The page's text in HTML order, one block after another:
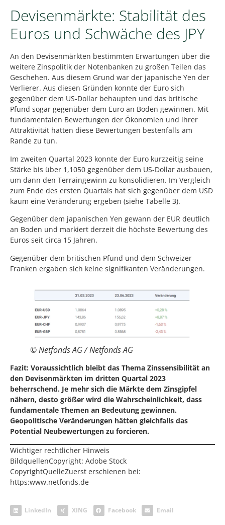
Devisenmärkte: Stabilität des
Euros und Schwäche des JPY
An den Devisenmärkten bestimmten Erwartungen über die
weitere Zinspolitik der Notenbanken zu großen Teilen das
Geschehen. Aus diesem Grund war der japanische Yen der
Verlierer. Aus diesen Gründen konnte der Euro sich
gegenüber dem US-Dollar behaupten und das britische
Pfund sogar gegenüber dem Euro an Boden gewinnen. Mit
fundamentalen Bewertungen der Ökonomien und ihrer
Attraktivität hatten diese Bewertungen bestenfalls am
Rande zu tun.
Im zweiten Quartal 2023 konnte der Euro kurzzeitig seine
Stärke bis über 1,1050 gegenüber dem US-Dollar ausbauen,
um dann den Terraingewinn zu konsolidieren. Im Vergleich
zum Ende des ersten Quartals hat sich gegenüber dem USD
kaum eine Veränderung ergeben (siehe Tabelle 3).
Gegenüber dem japanischen Yen gewann der EUR deutlich
an Boden und markiert derzeit die höchste Bewertung des
Euros seit circa 15 Jahren.
Gegenüber dem britischen Pfund und dem Schweizer
Franken ergaben sich keine signifikanten Veränderungen.
© Netfonds AG / Netfonds AG
Fazit: Voraussichtlich bleibt das Thema Zinssensibilität an
den Devisenmärkten im dritten Quartal 2023
beherrschend. Je mehr sich die Märkte dem Zinsgipfel
nähern, desto größer wird die Wahrscheinlichkeit, dass
fundamentale Themen an Bedeutung gewinnen.
Geopolitische Veränderungen hätten gleichfalls das
Potential Neubewertungen zu forcieren.
Wichtiger rechtlicher Hinweis
BildquellenCopyright: Adobe Stock
CopyrightQuelleZuerst erschienen bei:
https:www.netfonds.de
LinkedIn XING Facebook Email